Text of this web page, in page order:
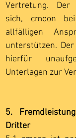
Vertretung. Der
sich, cmoon
allfälligen
unterstützen.
hierfür
Unterlagen zur
5.
Dritter